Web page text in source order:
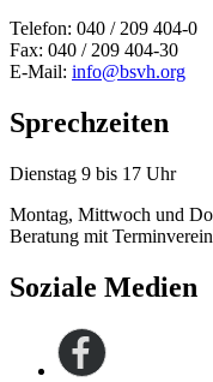
Telefon: 040 / 209 404-0
Fax: 040 / 209 404-30
E-Mail: info@bsvh.org
Sprechzeiten
Dienstag 9 bis 17 Uhr
Montag, Mittwoch und
Beratung mit
Soziale Medien